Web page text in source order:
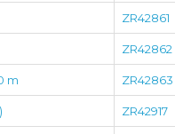
ZR42861
ZR42862
m ZR42863
ZR42917